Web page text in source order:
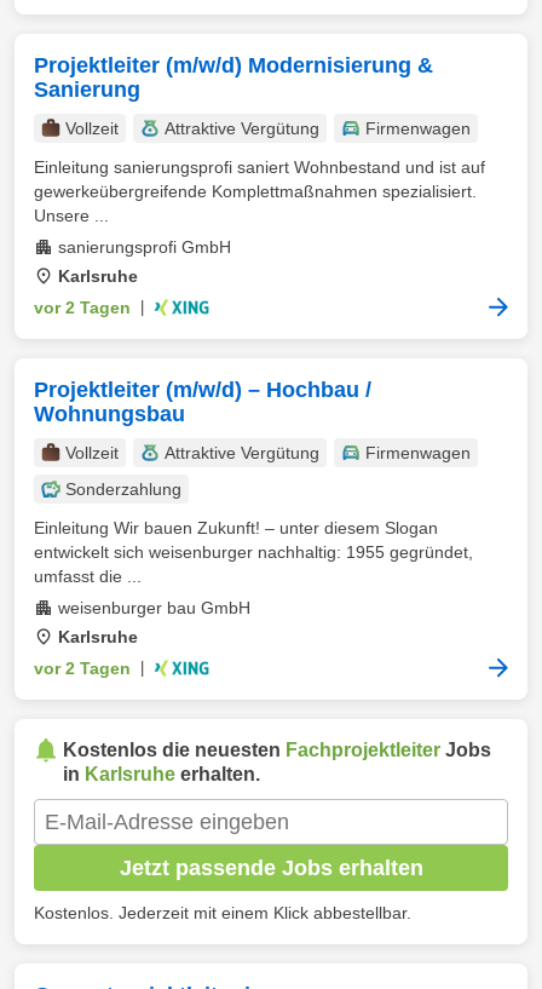
Projektleiter (m/w/d) Modernisierung &
Sanierung
Vollzeit Attraktive Vergütung
Firmenwagen
Einleitung sanierungsprofi saniert Wohnbestand und ist auf
gewerkeübergreifende Komplettmaßnahmen spezialisiert.
Unsere ...
sanierungsprofi GmbH
Karlsruhe
vor 2 Tagen
Projektleiter (m/w/d) – Hochbau /
Wohnungsbau
Vollzeit Attraktive Vergütung
Firmenwagen
Sonderzahlung
Einleitung Wir bauen Zukunft! – unter diesem Slogan
entwickelt sich weisenburger nachhaltig: 1955 gegründet,
umfasst die ...
weisenburger bau GmbH
Karlsruhe
vor 2 Tagen
Kostenlos die neuesten Fachprojektleiter Jobs
in Karlsruhe erhalten.
Jetzt passende Jobs erhalten
Kostenlos. Jederzeit mit einem Klick abbestellbar.